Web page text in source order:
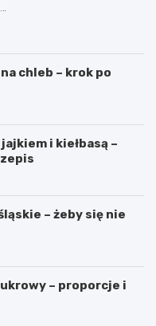
chleb – krok po
i kiełbasą –
– żeby się nie
– proporcje i